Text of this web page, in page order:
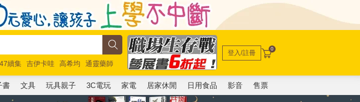
續集 吉伊卡哇 高希均
通靈藥師
動員5 超慢跑
登入/註冊 0
書 文具 玩具親子 3C電玩 家電 居家休閒 日用食品 影音 售票